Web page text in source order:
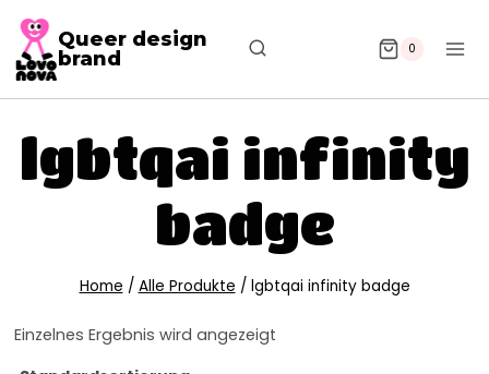
Queer design
brand
0
lgbtqai infinity
badge
Home / Alle Produkte / lgbtqai infinity badge
Einzelnes Ergebnis wird angezeigt